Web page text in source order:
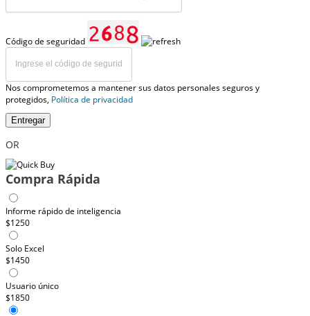
Código de seguridad
Nos comprometemos a mantener sus datos personales seguros y
protegidos, Política de privacidad
Entregar
OR
Compra Rápida
Informe rápido de inteligencia
$1250
Solo Excel
$1450
Usuario único
$1850